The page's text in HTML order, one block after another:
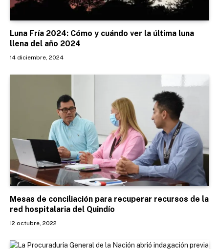
Luna Fría 2024: Cómo y cuándo ver la última luna
llena del año 2024
14 diciembre, 2024
Mesas de conciliación para recuperar recursos de la
red hospitalaria del Quindío
12 octubre, 2022